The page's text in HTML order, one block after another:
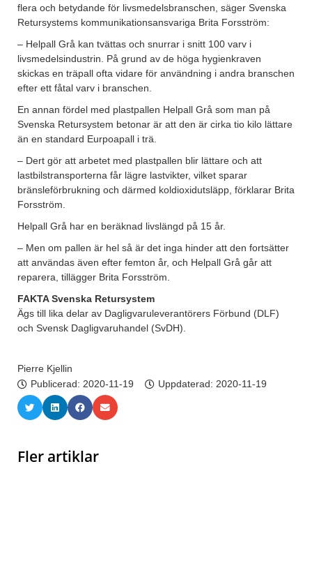
flera och betydande för livsmedelsbranschen, säger Svenska
Retursystems kommunikationsansvariga Brita Forsström:
– Helpall Grå kan tvättas och snurrar i snitt 100 varv i
livsmedelsindustrin. På grund av de höga hygienkraven
skickas en träpall ofta vidare för användning i andra branschen
efter ett fåtal varv i branschen.
En annan fördel med plastpallen Helpall Grå som man på
Svenska Retursystem betonar är att den är cirka tio kilo lättare
än en standard Eurpoapall i trä.
– Dert gör att arbetet med plastpallen blir lättare och att
lastbilstransporterna får lägre lastvikter, vilket sparar
bränsleförbrukning och därmed koldioxidutsläpp, förklarar Brita
Forsström.
Helpall Grå har en beräknad livslängd på 15 år.
– Men om pallen är hel så är det inga hinder att den fortsätter
att användas även efter femton år, och Helpall Grå går att
reparera, tillägger Brita Forsström.
FAKTA Svenska Retursystem
Ägs till lika delar av Dagligvaruleverantörers Förbund (DLF)
och Svensk Dagligvaruhandel (SvDH).
Pierre Kjellin
Publicerad: 2020-11-19 Uppdaterad: 2020-11-19
Fler artiklar